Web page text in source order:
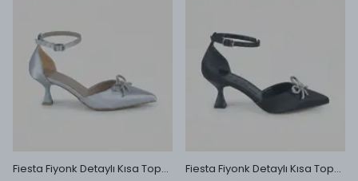
Fiesta Fiyonk Detaylı Kısa Topuklu Ayakkabı - Gümüş Fiesta Fiyonk Detaylı Kısa Topuklu Ayakkabı - si̇yah